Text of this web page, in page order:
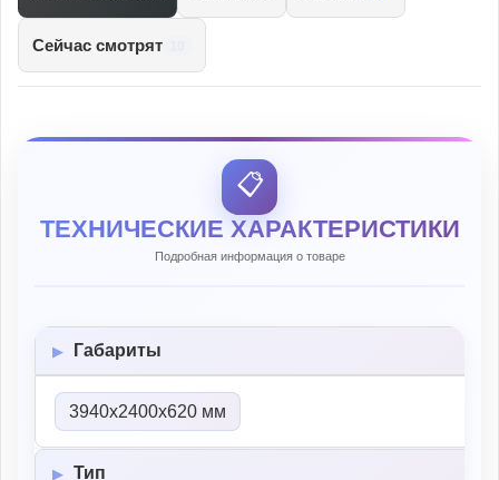
Сейчас смотрят
📋
ТЕХНИЧЕСКИЕ ХАРАКТЕРИСТИКИ
Подробная информация о товаре
Габариты
3940х2400х620 мм
Тип